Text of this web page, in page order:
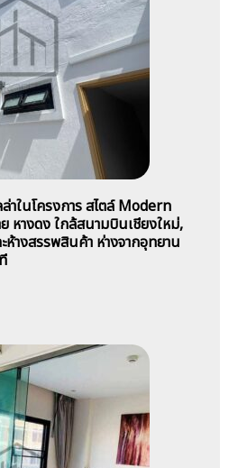
าในโครงการ สไตล์ Modern
หางดง ใกล้สนามบินเชียงใหม่,
ะห้างสรรพสินค้า ห่างจากอุทยาน